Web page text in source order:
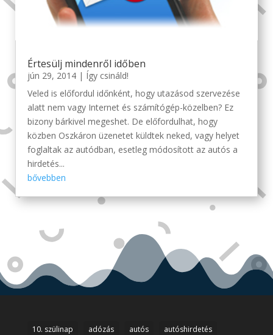
Értesülj mindenről időben
jún 29, 2014| Így csináld!
Veled is előfordul időnként, hogy utazásod szervezése
alatt nem vagy Internet és számítógép-közelben? Ez
bizony bárkivel megeshet. De előfordulhat, hogy
közben Oszkáron üzenetet küldtek neked, vagy helyet
foglaltak az autódban, esetleg módosított az autós a
hirdetés...
bővebben
10. szülinap adózás autós
autóshirdetés